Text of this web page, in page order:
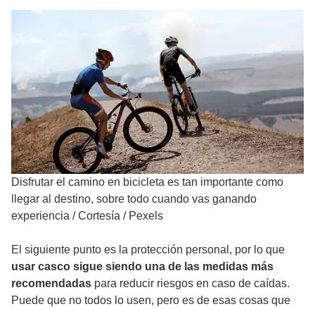
Disfrutar el camino en bicicleta es tan importante como
llegar al destino, sobre todo cuando vas ganando
experiencia /Cortesía / Pexels
El siguiente punto es la protección personal, por lo que
usar casco sigue siendo una de las medidas más
recomendadas para reducir riesgos en caso de caídas.
Puede que no todos lo usen, pero es de esas cosas que